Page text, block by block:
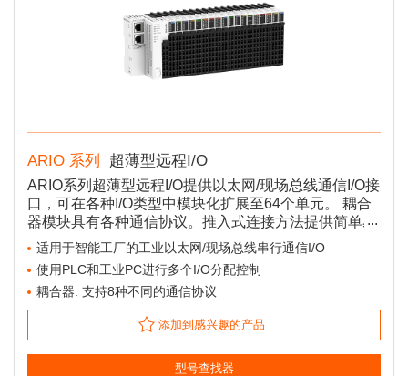
ARIO 系列 超薄型远程I/O
ARIO系列超薄型远程I/O提供以太网/现场总线通信I/O接
口，可在各种I/O类型中模块化扩展至64个单元。 耦合
器模块具有各种通信协议。推入式连接方法提供简单易
行的接线，以提高用户便利性。 热插拔功能允许模块的
终端单元和主体(控制)单元，无需停止供电或停止通
信，也可与基座(通信)单元断开连接， 以便于维护。
适用于智能工厂的工业以太网/现场总线串行通信I/O
使用PLC和工业PC进行多个I/O分配控制
耦合器: 支持8种不同的通信协议
添加到感兴趣的产品
型号查找器